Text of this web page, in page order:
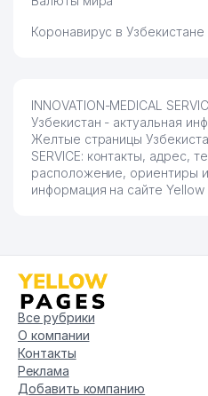
Коронавирус в
INNOVATION-MEDICAL
Узбекистан - актуальная
Желтые страницы
SERVICE: контакты, адрес,
расположение, ориентиры
информация на сайте
Все рубрики
О компании
Контакты
Реклама
Добавить компанию